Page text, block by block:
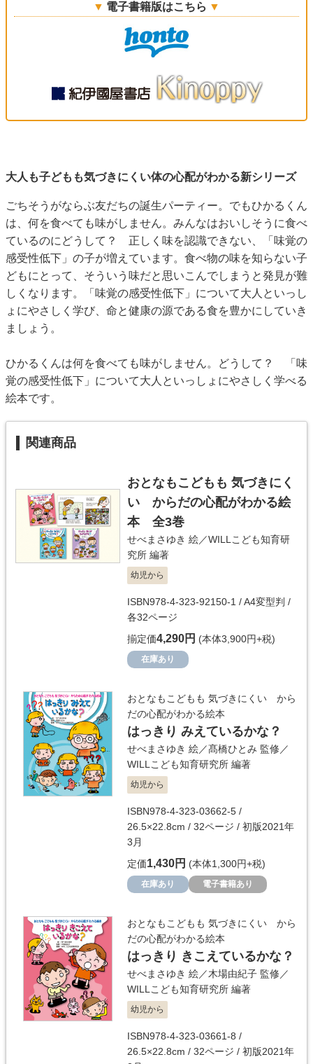
電子書籍版はこちら
大人も子どもも気づきにくい体の心配がわかる新シリーズ
ごちそうがならぶ友だちの誕生パーティー。でもひかるくん
は、何を食べても味がしません。みんなはおいしそうに食べ
ているのにどうして？ 正しく味を認識できない、「味覚の
感受性低下」の子が増えています。食べ物の味を知らない子
どもにとって、そういう味だと思いこんでしまうと発見が難
しくなります。「味覚の感受性低下」について大人といっし
ょにやさしく学び、命と健康の源である食を豊かにしていき
ましょう。
ひかるくんは何を食べても味がしません。どうして？ 「味
覚の感受性低下」について大人といっしょにやさしく学べる
絵本です。
関連商品
おとなもこどもも 気づきにく
い からだの心配がわかる絵
本 全3巻
せべまさゆき 絵／WILLこども知育研
究所 編著
幼児から
ISBN978-4-323-92150-1 / A4変型判 /
各32ページ
揃定価4,290円 (本体3,900円+税)
在庫あり
おとなもこどもも 気づきにくい から
だの心配がわかる絵本
はっきり みえているかな？
せべまさゆき 絵／髙橋ひとみ 監修／
WILLこども知育研究所 編著
幼児から
ISBN978-4-323-03662-5 /
26.5×22.8cm / 32ページ / 初版2021年
3月
定価1,430円 (本体1,300円+税)
在庫あり 電子書籍あり
おとなもこどもも 気づきにくい から
だの心配がわかる絵本
はっきり きこえているかな？
せべまさゆき 絵／木場由紀子 監修／
WILLこども知育研究所 編著
幼児から
ISBN978-4-323-03661-8 /
26.5×22.8cm / 32ページ / 初版2021年